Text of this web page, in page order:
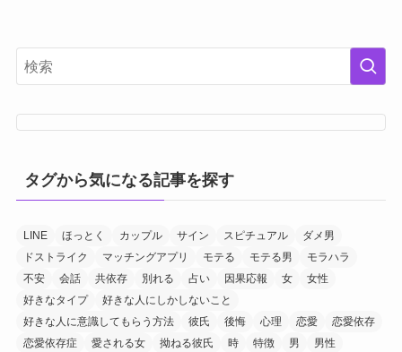
タグから気になる記事を探す
LINE ほっとく カップル サイン スピチュアル
ダメ男
ドストライク
マッチングアプリ モテる モテる男
モラハラ
不安
会話 共依存 別れる 占い 因果応報 女
女性
好きなタイプ
好きな人にしかしないこと
好きな人に意識してもらう方法
彼氏 後悔 心理 恋愛
恋愛依存
恋愛依存症
愛される女 拗ねる彼氏 時 特徴 男 男性